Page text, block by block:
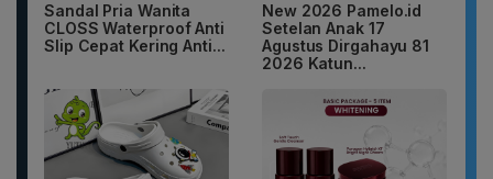
Sandal Pria Wanita
CLOSS Waterproof Anti
Slip Cepat Kering Anti...
New 2026 Pamelo.id
Setelan Anak 17
Agustus Dirgahayu 81
2026 Katun...